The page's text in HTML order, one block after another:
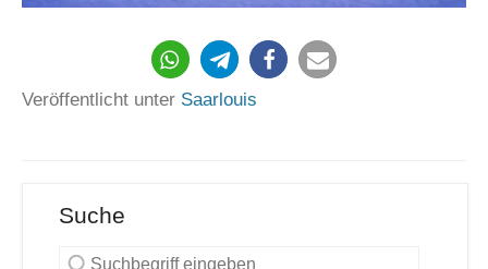
Veröffentlicht unter Saarlouis
Suche